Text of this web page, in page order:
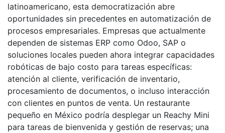
latinoamericano, esta democratización abre
oportunidades sin precedentes en automatización de
procesos empresariales. Empresas que actualmente
dependen de sistemas ERP como Odoo, SAP o
soluciones locales pueden ahora integrar capacidades
robóticas de bajo costo para tareas específicas:
atención al cliente, verificación de inventario,
procesamiento de documentos, o incluso interacción
con clientes en puntos de venta. Un restaurante
pequeño en México podría desplegar un Reachy Mini
para tareas de bienvenida y gestión de reservas; una